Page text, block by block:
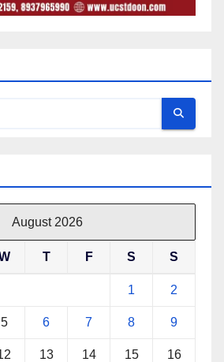
August 2026
T F S S
1 2
5 6 7 8 9
13 14 15 16